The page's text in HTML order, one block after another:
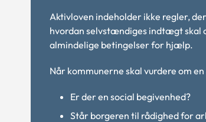
Aktivloven indeholder ikke regler,
hvordan selvstændiges indtægt skal
almindelige betingelser for hjælp.
Når kommunerne skal vurdere om
Er der en social begivenhed?
Står borgeren til rådighed for